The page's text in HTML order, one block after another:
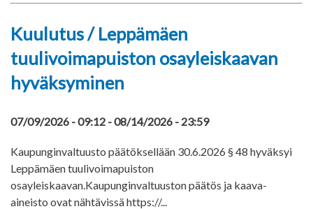
Kuulutus / Leppämäen
tuulivoimapuiston osayleiskaavan
hyväksyminen
07/09/2026 - 09:12 -08/14/2026 - 23:59
Kaupunginvaltuusto päätöksellään 30.6.2026 § 48 hyväksyi
Leppämäen tuulivoimapuiston
osayleiskaavan.Kaupunginvaltuuston päätös ja kaava-
aineisto ovat nähtävissä https://...